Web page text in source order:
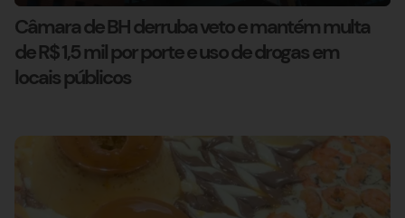
Câmara de BH derruba veto e mantém multa
de R$ 1,5 mil por porte e uso de drogas em
locais públicos